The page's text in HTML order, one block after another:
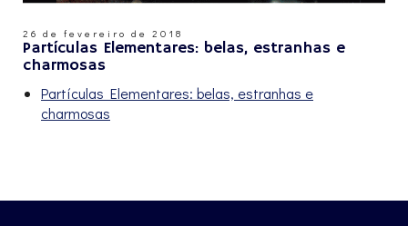
26 de fevereiro de 2018
Partículas Elementares: belas, estranhas e
charmosas
Partículas Elementares: belas, estranhas e
charmosas